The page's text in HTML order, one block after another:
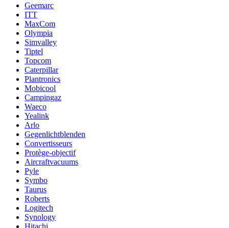
Geemarc
ITT
MaxCom
Olympia
Simvalley
Tiptel
Topcom
Caterpillar
Plantronics
Mobicool
Campingaz
Waeco
Yealink
Arlo
Gegenlichtblenden
Convertisseurs
Protège-objectif
Aircraftvacuums
Pyle
Symbo
Taurus
Roberts
Logitech
Synology
Hitachi